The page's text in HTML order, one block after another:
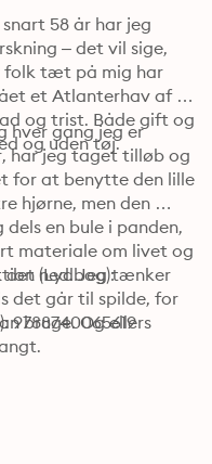
58 år har jeg
– det vil sige,
folk tæt på mig har
et Atlanterhav af
og trist. Både gift og
og uden tøj.
hver gang jeg er
har jeg taget tilløb og
for at benytte den lille
hjørne, men den
dels en bule i panden,
materiale om livet og
det ned. Jeg tænker
det går til spilde, for
bruge. Og ellers
(Lydbog):
9788740065619